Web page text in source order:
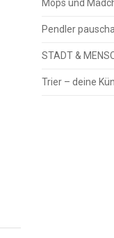
Mops und
Pendler
STADT &
Trier – deine